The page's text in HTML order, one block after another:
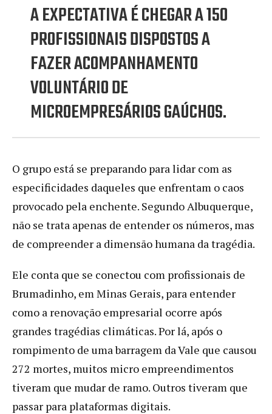
A EXPECTATIVA É CHEGAR A 150
PROFISSIONAIS DISPOSTOS A
FAZER ACOMPANHAMENTO
VOLUNTÁRIO DE
MICROEMPRESÁRIOS GAÚCHOS.
O grupo está se preparando para lidar com as
especificidades daqueles que enfrentam o caos
provocado pela enchente. Segundo Albuquerque,
não se trata apenas de entender os números, mas
de compreender a dimensão humana da tragédia.
Ele conta que se conectou com profissionais de
Brumadinho, em Minas Gerais, para entender
como a renovação empresarial ocorre após
grandes tragédias climáticas. Por lá, após o
rompimento de uma barragem da Vale que causou
272 mortes, muitos micro empreendimentos
tiveram que mudar de ramo. Outros tiveram que
passar para plataformas digitais.